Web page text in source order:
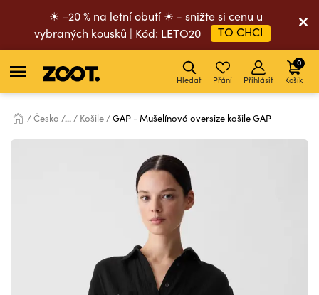
☀ –20 % na letní obutí ☀ - snižte si cenu u
vybraných kousků | Kód: LETO20
TO CHCI
Hledat Přání Přihlásit Košík
0
Česko ... Košile GAP - Mušelínová oversize košile GAP